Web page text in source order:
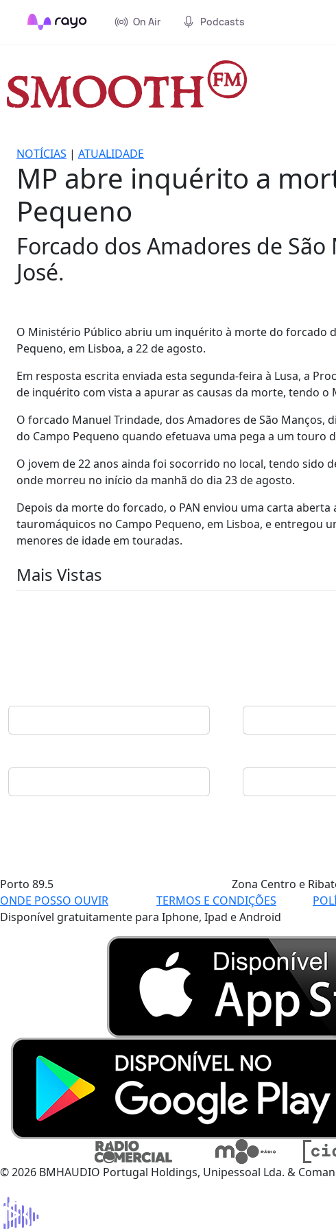
On Air Podcasts
NOTÍCIAS | ATUALIDADE
MP abre inquérito a
Pequeno
Forcado dos Amadores de
José.
O Ministério Público abriu um inquérito à morte do forcado
Pequeno, em Lisboa, a 22 de agosto.
Em resposta escrita enviada esta segunda-feira à Lusa, a
de inquérito com vista a apurar as causas da morte, tendo
O forcado Manuel Trindade, dos Amadores de São
do Campo Pequeno quando efetuava uma pega a um touro
O jovem de 22 anos ainda foi socorrido no local, tendo sido
onde morreu no início da manhã do dia 23 de agosto.
Depois da morte do forcado, o PAN enviou uma carta
tauromáquicos no Campo Pequeno, em Lisboa, e entregou
menores de idade em touradas.
Mais Vistas
Porto 89.5 Zona Centro e
ONDE POSSO OUVIR
TERMOS E CONDIÇÕES
Disponível gratuitamente para Iphone, Ipad e Android
© 2026 BMHAUDIO Portugal Holdings, Unipessoal Lda. &